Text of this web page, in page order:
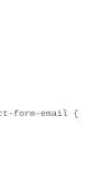
form-email {